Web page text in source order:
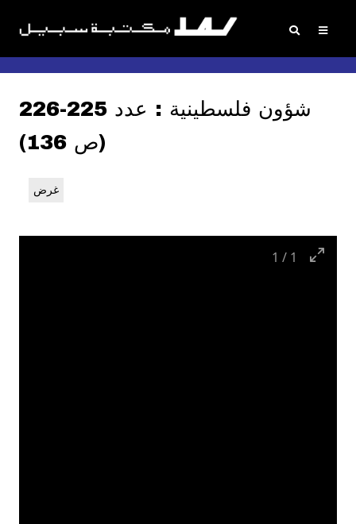
شؤون فلسطينية : عدد 225-226
(ص 136)
غرض
1 / 1